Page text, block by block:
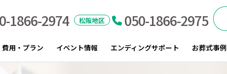
勢市・松阪市のお葬式
1866-2974 松阪地区 050-1866-2975
費用・プラン イベント情報 エンディングサポート お葬式事例